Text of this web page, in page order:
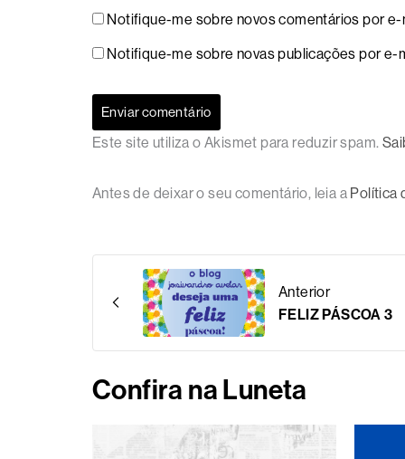
Notifique-me sobre novos comentários por e-
Notifique-me sobre novas publicações por e-
Este site utiliza o Akismet para reduzir spam.
Antes de deixar o seu comentário, leia a Política
Anterior
FELIZ PÁSCOA 3
Confira na Luneta